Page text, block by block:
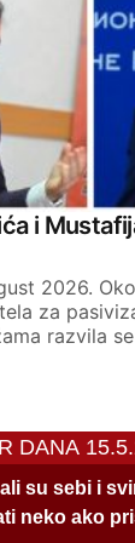
i
2026.
za
razvila
DANA
su sebi i
neko ako